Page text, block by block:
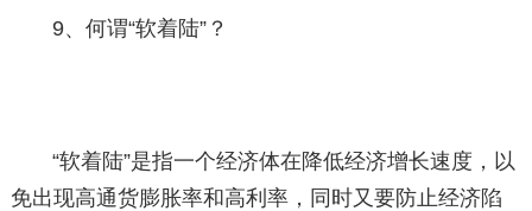
9、何谓“软着陆”？
“软着陆”是指一个经济体在降低经济增长速度，以
免出现高通货膨胀率和高利率，同时又要防止经济陷